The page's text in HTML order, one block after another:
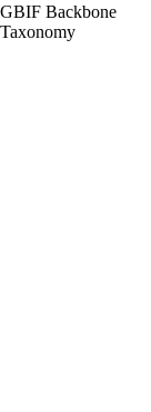
GBIF Backbone
Taxonomy